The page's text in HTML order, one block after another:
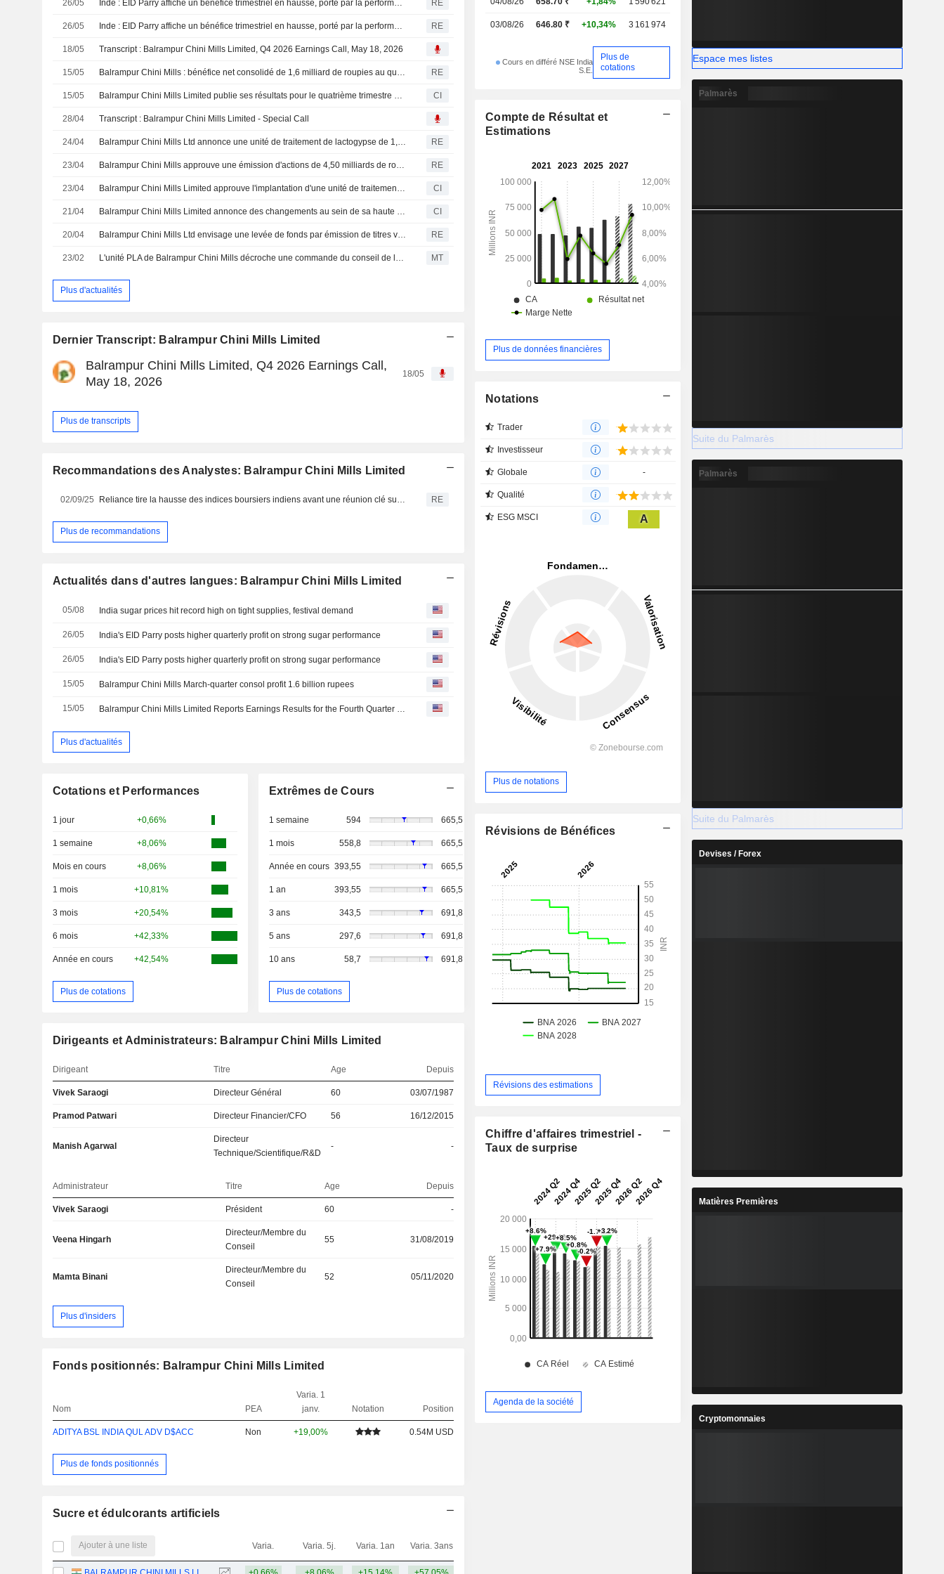
26/05 Inde : EID Parry affiche un bénéfice trimestriel en hausse, porté par la performance du sucre RE
26/05 Inde : EID Parry affiche un bénéfice trimestriel en hausse, porté par la performance du segment sucre RE
18/05 Transcript : Balrampur Chini Mills Limited, Q4 2026 Earnings Call, May 18, 2026
15/05 Balrampur Chini Mills : bénéfice net consolidé de 1,6 milliard de roupies au quatrième trimestre RE
15/05 Balrampur Chini Mills Limited publie ses résultats pour le quatrième trimestre et l'exercice clos le 31 mars 2026 CI
28/04 Transcript : Balrampur Chini Mills Limited - Special Call
24/04 Balrampur Chini Mills Ltd annonce une unité de traitement de lactogypse de 1,60 milliard de roupies à Kumbhi RE
23/04 Balrampur Chini Mills approuve une émission d'actions de 4,50 milliards de roupies RE
23/04 Balrampur Chini Mills Limited approuve l'implantation d'une unité de traitement de gypse à Kumbhi, dans l'Uttar Pradesh, pour 1 600 millions d'INR CI
21/04 Balrampur Chini Mills Limited annonce des changements au sein de sa haute direction, effectifs au 21 avril 2026 CI
20/04 Balrampur Chini Mills Ltd envisage une levée de fonds par émission de titres via un placement privé RE
23/02 L'unité PLA de Balrampur Chini Mills décroche une commande du conseil de la cantonment de Lucknow MT
Plus d'actualités
Dernier Transcript: Balrampur Chini Mills Limited
Balrampur Chini Mills Limited, Q4 2026 Earnings Call,
May 18, 2026
18/05
Plus de transcripts
Recommandations des Analystes: Balrampur Chini Mills Limited
02/09/25 RE
Plus de recommandations
Actualités dans d'autres langues: Balrampur Chini Mills Limited
05/08 India sugar prices hit record high on tight supplies, festival demand
26/05 India's EID Parry posts higher quarterly profit on strong sugar performance
26/05 India's EID Parry posts higher quarterly profit on strong sugar performance
15/05 Balrampur Chini Mills March-quarter consol profit 1.6 billion rupees
15/05 Balrampur Chini Mills Limited Reports Earnings Results for the Fourth Quarter and Full Year Ended March 31, 2026
Plus d'actualités
Cotations et Performances
1 jour +0,66%
1 semaine +8,06%
Mois en cours +8,06%
1 mois +10,81%
3 mois +20,54%
6 mois +42,33%
Année en cours +42,54%
Plus de cotations
Extrêmes de Cours
1 semaine 594 665,5
1 mois 558,8 665,5
Année en cours 393,55 665,5
1 an 393,55 665,5
3 ans 343,5 691,8
5 ans 297,6 691,8
10 ans 58,7 691,8
Plus de cotations
Dirigeants et Administrateurs: Balrampur Chini Mills Limited
Dirigeant Titre Age Depuis
Vivek Saraogi Directeur Général 60 03/07/1987
Pramod Patwari Directeur Financier/CFO 56 16/12/2015
Manish Agarwal
Directeur
Technique/Scientifique/R&D
- -
Administrateur Titre Age Depuis
Vivek Saraogi Président 60 -
Veena Hingarh
Directeur/Membre du
Conseil
55 31/08/2019
Mamta Binani
Directeur/Membre du
Conseil
52 05/11/2020
Plus d'insiders
Fonds positionnés: Balrampur Chini Mills Limited
Nom PEA
Varia. 1
janv.
Notation Position
ADITYA BSL INDIA QUL ADV D$ACC Non +19,00% 0.54M USD
Plus de fonds positionnés
Sucre et édulcorants artificiels
Ajouter à une liste Varia. Varia. 5j. Varia. 1an Varia. 3ans
03/08/26 646.80 ₹ +10,34% 3 161 974
Cours en différé NSE India
S.E.
Plus de
cotations
Compte de Résultat et
Estimations
Plus de données financières
Notations
Trader
Investisseur
Globale -
Qualité
ESG MSCI A
Plus de notations
Révisions de Bénéfices
Révisions des estimations
Chiffre d'affaires trimestriel -
Taux de surprise
Agenda de la société
Espace mes listes
Palmarès
Suite du Palmarès
Palmarès
Suite du Palmarès
Devises / Forex
Matières Premières
Cryptomonnaies